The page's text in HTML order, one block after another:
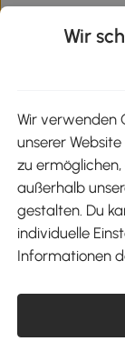
Aosom-App
Wir
Wir verwenden
unserer
zu
außerhalb
gestalten. Du
individuelle
Informationen